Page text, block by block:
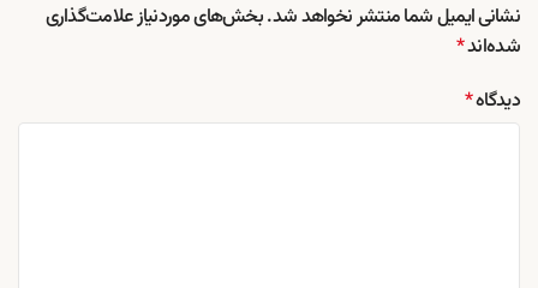
نشانی ایمیل شما منتشر نخواهد شد.بخش‌های موردنیاز علامت‌گذاری
شده‌اند*
دیدگاه*